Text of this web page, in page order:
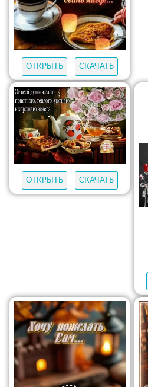
ОТКРЫТЬ СКАЧАТЬ
ОТКРЫТЬ СКАЧАТЬ